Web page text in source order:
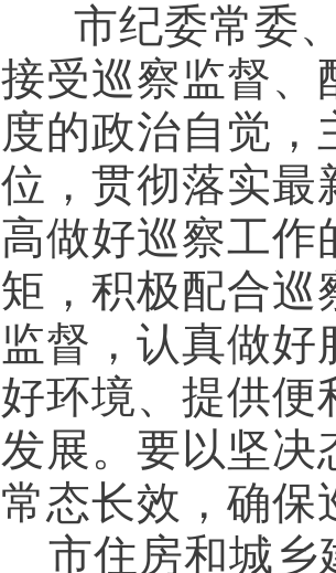
市纪委常委、
接受巡察监督、
度的政治自觉
位，贯彻落实最
高做好巡察工作
矩，积极配合巡
监督，认真做
好环境、提供便
发展。要以坚决
常态长效，确保
市住房和城乡